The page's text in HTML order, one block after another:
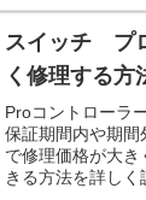
スイッチ プ
く修理する方
Proコントローラ
保証期間内や期
で修理価格が大
きる方法を詳しく